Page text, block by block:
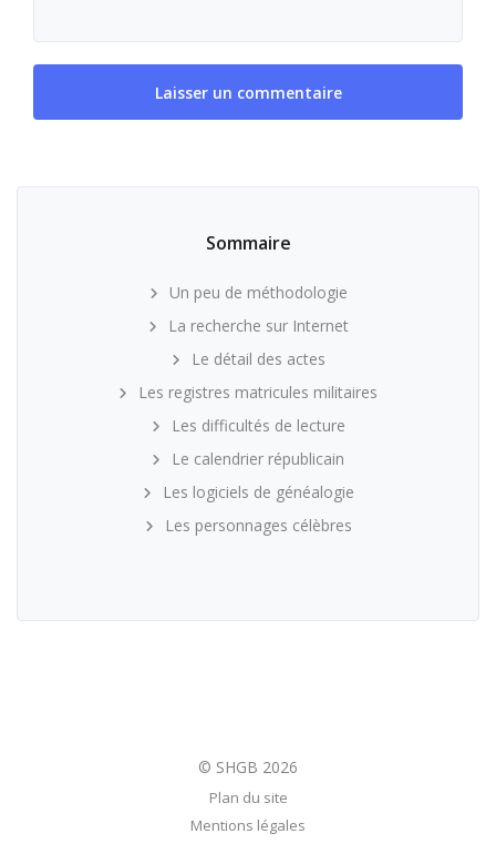
Sommaire
Un peu de méthodologie
La recherche sur Internet
Le détail des actes
Les registres matricules militaires
Les difficultés de lecture
Le calendrier républicain
Les logiciels de généalogie
Les personnages célèbres
Plan du site
Mentions légales